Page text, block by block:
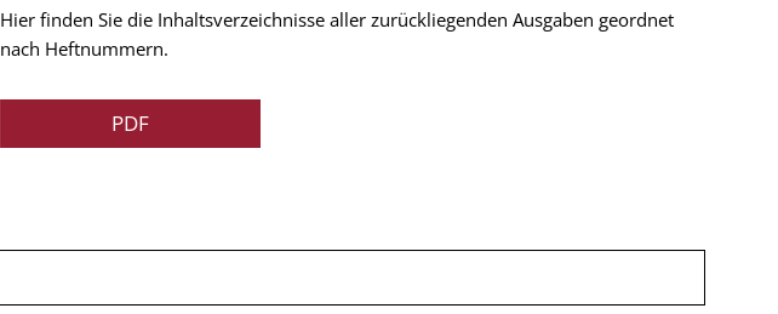
Hier finden Sie die Inhaltsverzeichnisse aller zurückliegenden Ausgaben geordnet
nach Heftnummern.
PDF